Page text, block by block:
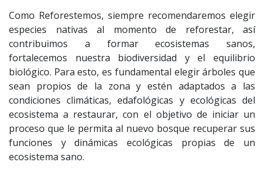
Como Reforestemos, siempre recomendaremos elegir
especies nativas al momento de reforestar, así
contribuimos a formar ecosistemas sanos,
fortalecemos nuestra biodiversidad y el equilibrio
biológico. Para esto, es fundamental elegir árboles que
sean propios de la zona y estén adaptadosa las
condiciones climáticas, edafológicas y ecológicas del
ecosistema a restaurar, con el objetivo de iniciar un
proceso que le permita al nuevo bosque recuperar sus
funciones y dinámicas ecológicas propias de un
ecosistema sano.